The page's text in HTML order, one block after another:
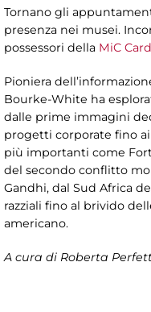
Tornano gli
presenza nei musei.
possessori della MiC Card
Pioniera
Bourke-White ha
dalle prime immagini
progetti corporate fino
più importanti come
del secondo conflitto
Gandhi, dal Sud Africa
razziali fino al brivido
americano.
A cura di Roberta